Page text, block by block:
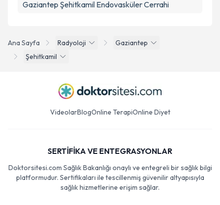
Ana Sayfa Radyoloji
Gaziantep
Şehitkamil
Gaziantep Şehitkamil Endovasküler Cerrahi
VideolarBlogOnline TerapiOnline Diyet
SERTİFİKA VE ENTEGRASYONLAR
Doktorsitesi.com Sağlık Bakanlığı onaylı ve entegreli bir sağlık bilgi
platformudur. Sertifikaları ile tescillenmiş güvenilir altyapısıyla
sağlık hizmetlerine erişim sağlar.